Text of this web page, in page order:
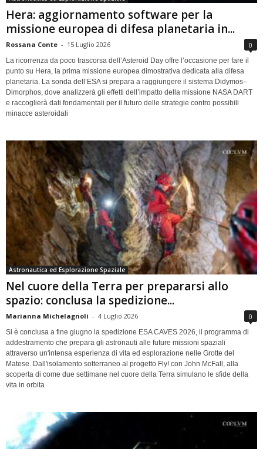
Hera: aggiornamento software per la
missione europea di difesa planetaria in...
Rossana Conte - 15 Luglio 2026 0
La ricorrenza da poco trascorsa dell’Asteroid Day offre l’occasione per fare il
punto su Hera, la prima missione europea dimostrativa dedicata alla difesa
planetaria. La sonda dell’ESA si prepara a raggiungere il sistema Didymos–
Dimorphos, dove analizzerà gli effetti dell’impatto della missione NASA DART
e raccoglierà dati fondamentali per il futuro delle strategie contro possibili
minacce asteroidali
Astronautica ed Esplorazione Spaziale
Nel cuore della Terra per prepararsi allo
spazio: conclusa la spedizione...
Marianna Michelagnoli - 4 Luglio 2026 0
Si è conclusa a fine giugno la spedizione ESA CAVES 2026, il programma di
addestramento che prepara gli astronauti alle future missioni spaziali
attraverso un'intensa esperienza di vita ed esplorazione nelle Grotte del
Matese. Dall'isolamento sotterraneo al progetto Fly! con John McFall, alla
scoperta di come due settimane nel cuore della Terra simulano le sfide della
vita in orbita